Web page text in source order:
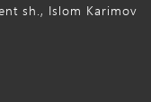
sh., Islom Karimov